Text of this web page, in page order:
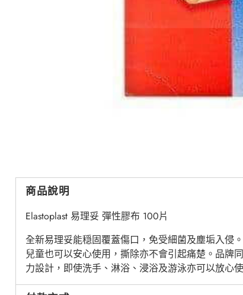
商品說明
Elastoplast 易理妥 彈性膠布 100片
全新易理妥能穏固覆蓋傷口，免受細菌及塵垢入侵
兒童也可以安心使用，撕除亦不會引起痛楚。品牌
力設計，即使洗手、淋浴、浸浴及游泳亦可以放心